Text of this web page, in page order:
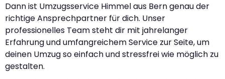
Dann ist Umzugsservice Himmel aus Bern genau der
richtige Ansprechpartner für dich. Unser
professionelles Team steht dir mit jahrelanger
Erfahrung und umfangreichem Service zur Seite, um
deinen Umzug so einfach und stressfrei wie möglich zu
gestalten.